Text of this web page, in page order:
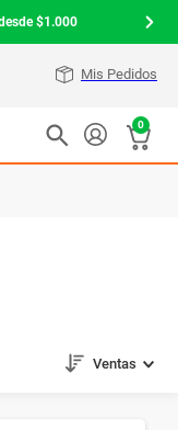
$1.000
Mis Pedidos
0
Ventas